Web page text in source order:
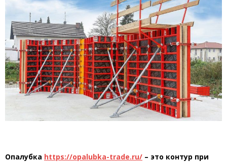
Опалубка https://opalubka-trade.ru/ – это контур при